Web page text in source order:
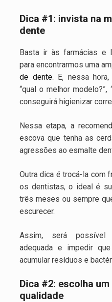
Dica #1: invista na
dente
Basta ir às farmácias e
para encontrarmos uma
de dente. E, nessa
“qual o melhor modelo?”,
conseguirá higienizar
Nessa etapa, a
escova que tenha as
agressões ao esmalte
Outra dica é trocá-la com
os dentistas, o ideal é
três meses ou sempre
escurecer.
Assim, será possível
adequada e impedir
acumular resíduos e
Dica #2: escolha
qualidade